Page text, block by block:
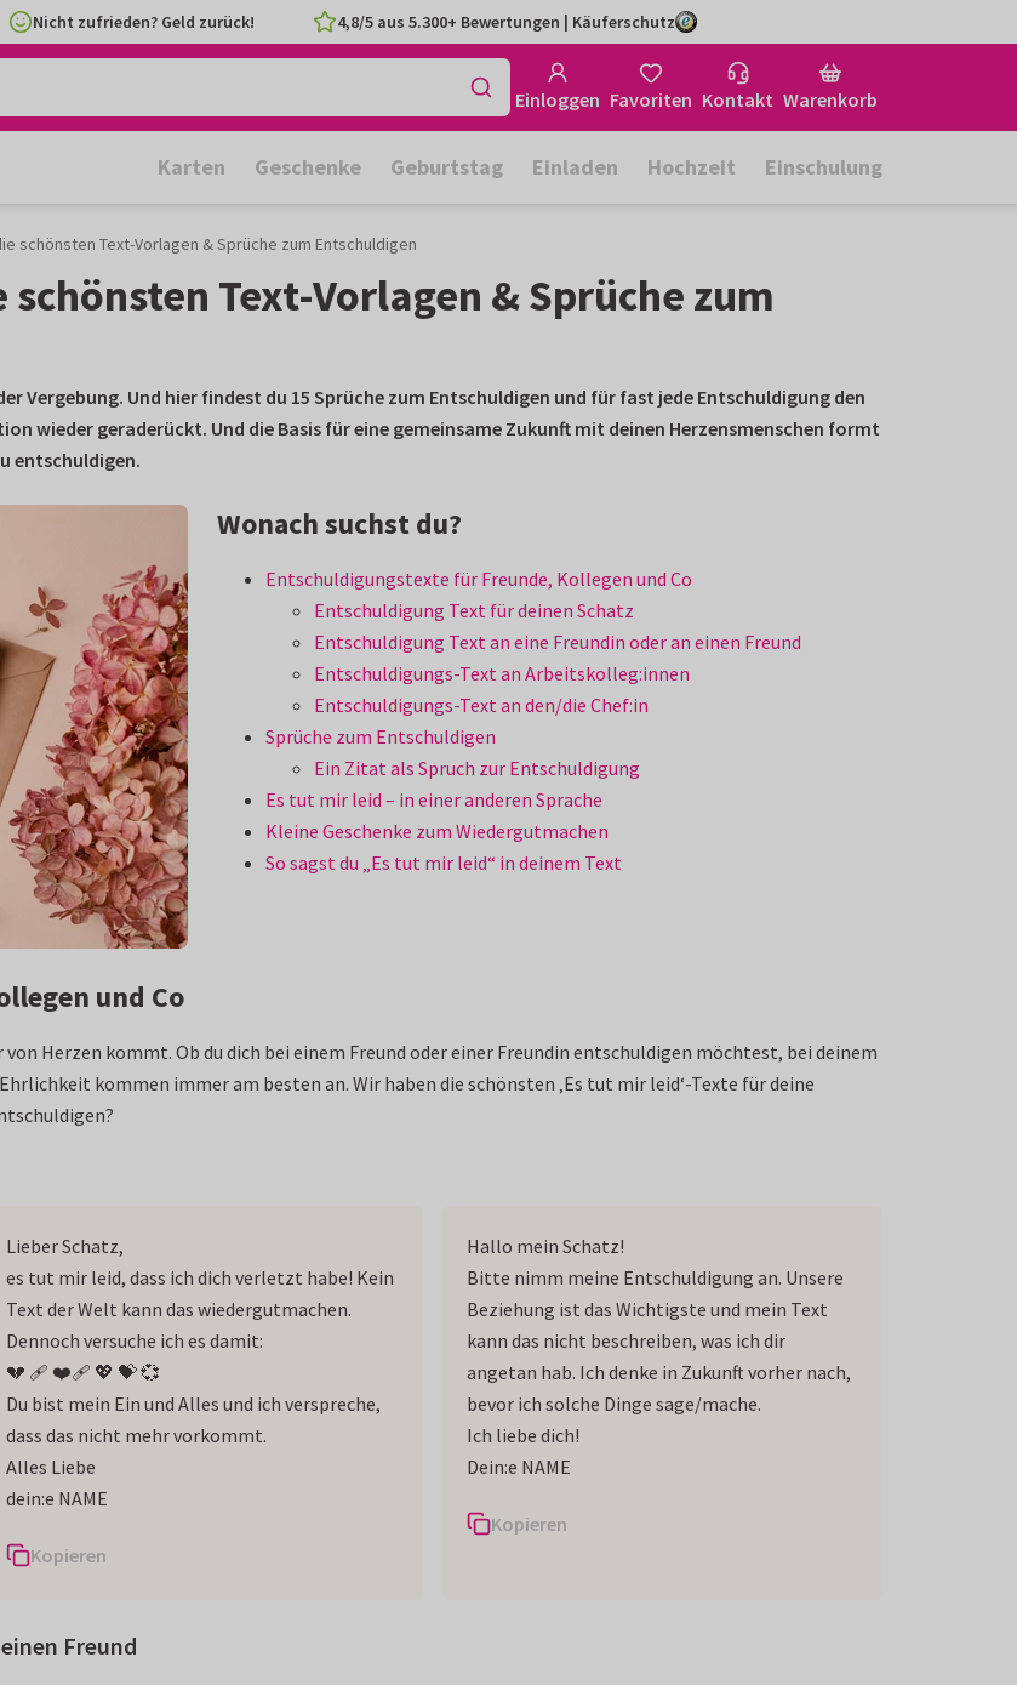
Nicht zufrieden? Geld zurück! 4,8/5 aus 5.300+ Bewertungen | Käuferschutz
Einloggen Favoriten Kontakt Warenkorb
Karten Geschenke Geburtstag Einladen Hochzeit Einschulung
schönsten Text-Vorlagen & Sprüche zum Entschuldigen
Text-Vorlagen & Sprüche zum
Vergebung. Und hier findest du 15Sprüche zum Entschuldigen und für fast jede Entschuldigung den
wieder gerade­rückt. Und die Basis für eine gemeinsame Zukunft mit deinen Herzensmenschen formt
entschuldigen.
Wonach suchst du?
Entschuldigungstexte für Freunde, Kollegen und Co
Entschuldigung Text für deinen Schatz
Entschuldigung Text an eine Freundin oder an einen Freund
Entschuldigungs-Text an Arbeitskolleg:innen
Entschuldigungs-Text an den/die Chef:in
Sprüche zum Entschuldigen
Ein Zitat als Spruch zur Entschuldigung
Es tut mir leid – in einer anderen Sprache
Kleine Geschenke zum Wiedergutmachen
So sagst du „Es tut mir leid“ in deinem Text
und Co
Herzen kommt. Ob du dich bei einem Freund oder einer Freundin entschuldigen möchtest, bei deinem
kommen immer am besten an. Wir haben die schönsten ‚Es tut mir leid‘-Texte für deine
Lieber Schatz,
es tut mir leid, dass ich dich verletzt habe! Kein
Text der Welt kann das wiedergutmachen.
Dennoch versuche ich es damit:
💔‍ 🩹 ❤️‍🩹 💖 💝 💞
Du bist mein Ein und Alles und ich verspreche,
dass das nicht mehr vorkommt.
Alles Liebe
dein:e NAME
Kopieren
Hallo mein Schatz!
Bitte nimm meine Entschuldigung an. Unsere
Beziehung ist das Wichtigste und mein Text
kann das nicht beschreiben, was ich dir
angetan hab. Ich denke in Zukunft vorher nach,
bevor ich solche Dinge sage/mache.
Ich liebe dich!
Dein:e NAME
Kopieren
Freund